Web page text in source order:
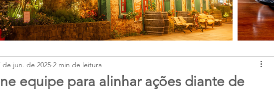
equipe para alinhar ações diante de
de jun. de 2025 2 min de leitura